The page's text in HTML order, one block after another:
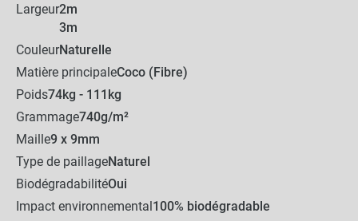
AJOUTER L'ENSEMBLE AU
PANIER
Largeur2m
3m
CouleurNaturelle
Matière principaleCoco (Fibre)
Poids74kg - 111kg
Grammage740g/m²
Maille9 x 9mm
Type de paillageNaturel
BiodégradabilitéOui
Impact environnemental 100% biodégradable